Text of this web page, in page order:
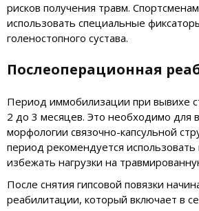
рисков получения травм.
использовать специальные
голеностопного сустава.
Послеоперационная
Период иммобилизации при вывихе
2 до 3 месяцев. Это необходимо для
морфологии связочно-капсульной
период рекомендуется
избежать нагрузки на
После снятия гипсовой повязки
реабилитации, который включает в